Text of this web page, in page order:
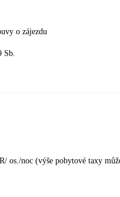
o zájezdu
Sb.
os./noc (výše pobytové taxy